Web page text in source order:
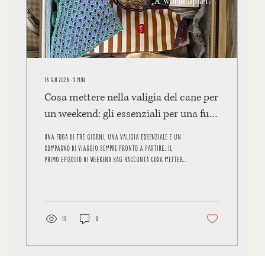
18 giu 2026 ∙ 3 min
Cosa mettere nella valigia del cane per
un weekend: gli essenziali per una fuga
di tre giorni
Una fuga di tre giorni, una valigia essenziale e un
compagno di viaggio sempre pronto a partire. Il
primo episodio di Weekend Bag racconta cosa mettere
19 0